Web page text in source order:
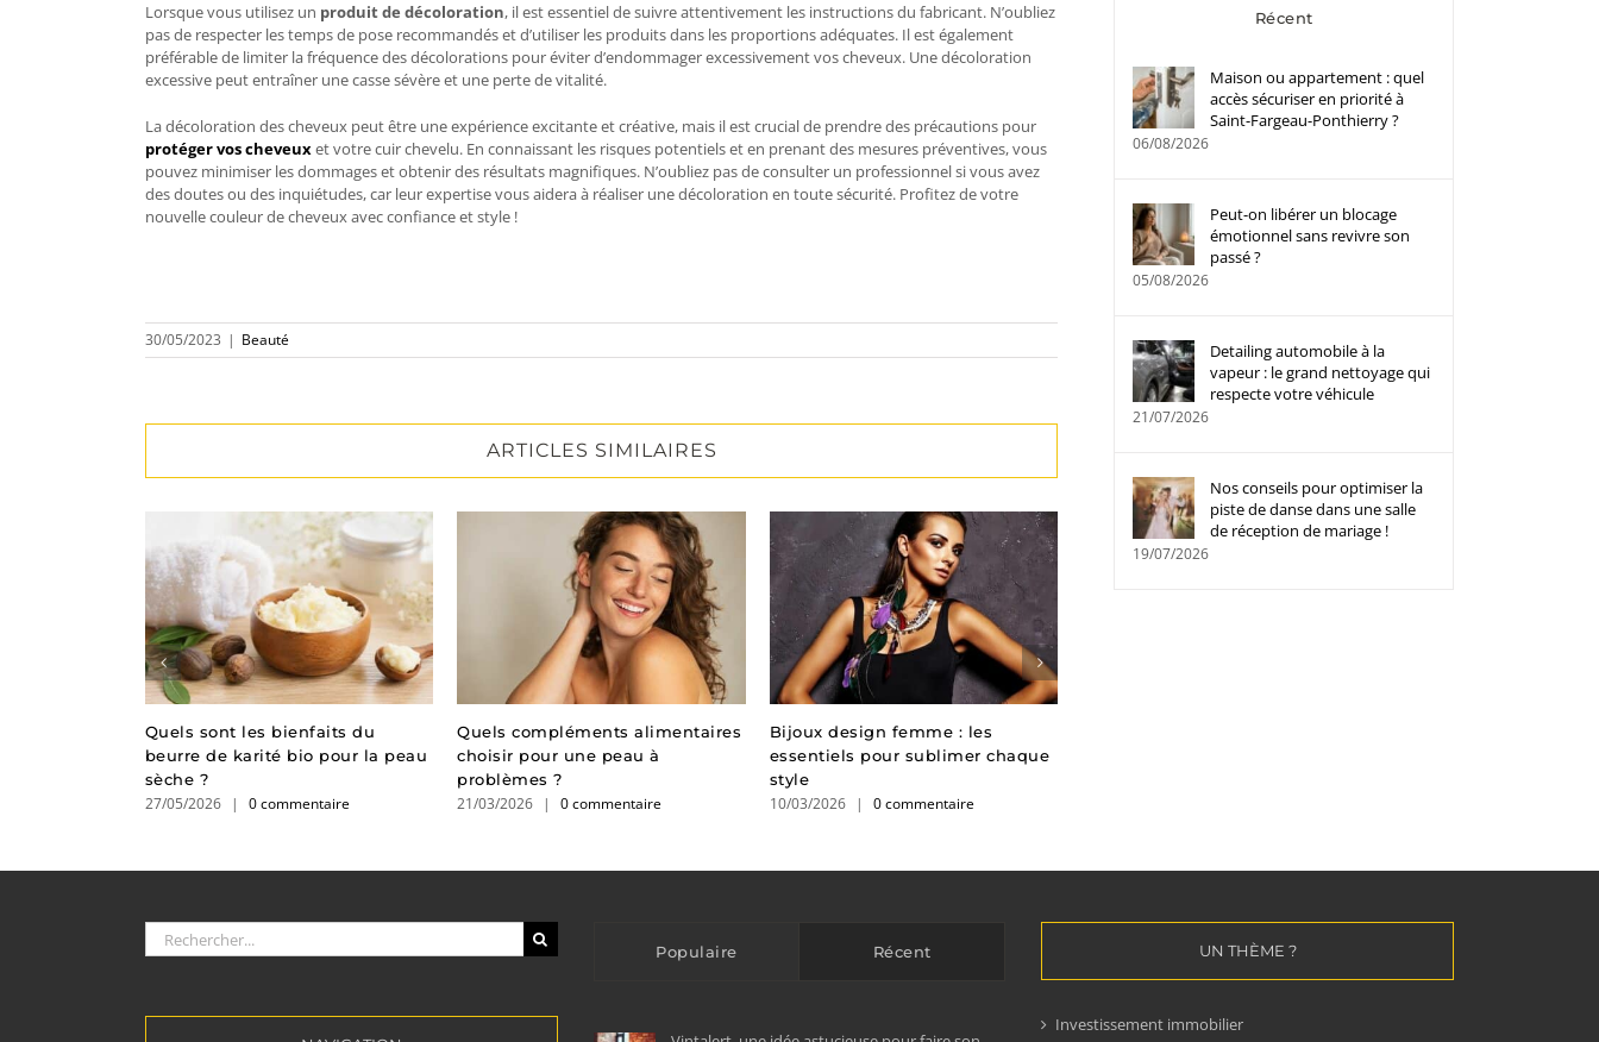
Lorsque vous utilisez un produit de décoloration, il est essentiel de suivre attentivement les instructions du fabricant. N’oubliez
pas de respecter les temps de pose recommandés et d’utiliser les produits dans les proportions adéquates. Il est également
préférable de limiter la fréquence des décolorations pour éviter d’endommager excessivement vos cheveux. Une décoloration
excessive peut entraîner une casse sévère et une perte de vitalité.
La décoloration des cheveux peut être une expérience excitante et créative, mais il est crucial de prendre des précautions pour
protéger vos cheveuxet votre cuir chevelu. En connaissant les risques potentiels et en prenant des mesures préventives, vous
pouvez minimiser les dommages et obtenir des résultats magnifiques. N’oubliez pas de consulter un professionnel si vous avez
des doutes ou des inquiétudes, car leur expertise vous aidera à réaliser une décoloration en toute sécurité. Profitez de votre
nouvelle couleur de cheveux avec confiance et style !
30/05/2023 | Beauté
ARTICLES SIMILAIRES
Quels sont les bienfaits du
beurre de karité bio pour la peau
sèche ?
27/05/2026 | 0 commentaire
Quels compléments alimentaires
choisir pour une peau à
problèmes ?
21/03/2026 | 0 commentaire
Bijoux design femme : les
essentiels pour sublimer chaque
style
10/03/2026 | 0 commentaire
Récent
Maison ou appartement : quel
accès sécuriser en priorité à
Saint-Fargeau-Ponthierry ?
06/08/2026
Peut-on libérer un blocage
émotionnel sans revivre son
passé ?
05/08/2026
Detailing automobile à la
vapeur : le grand nettoyage qui
respecte votre véhicule
21/07/2026
Nos conseils pour optimiser la
piste de danse dans une salle
de réception de mariage !
19/07/2026
Rechercher:
Populaire Récent UN THÈME ?
Investissement immobilier